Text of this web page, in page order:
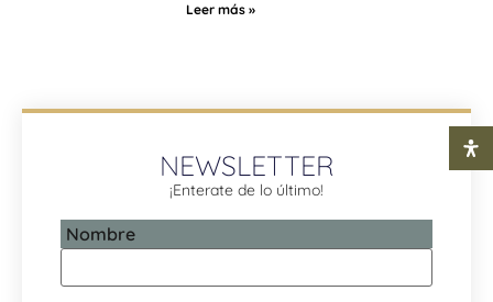
Leer más »
NEWSLETTER
¡Enterate de lo último!
Nombre